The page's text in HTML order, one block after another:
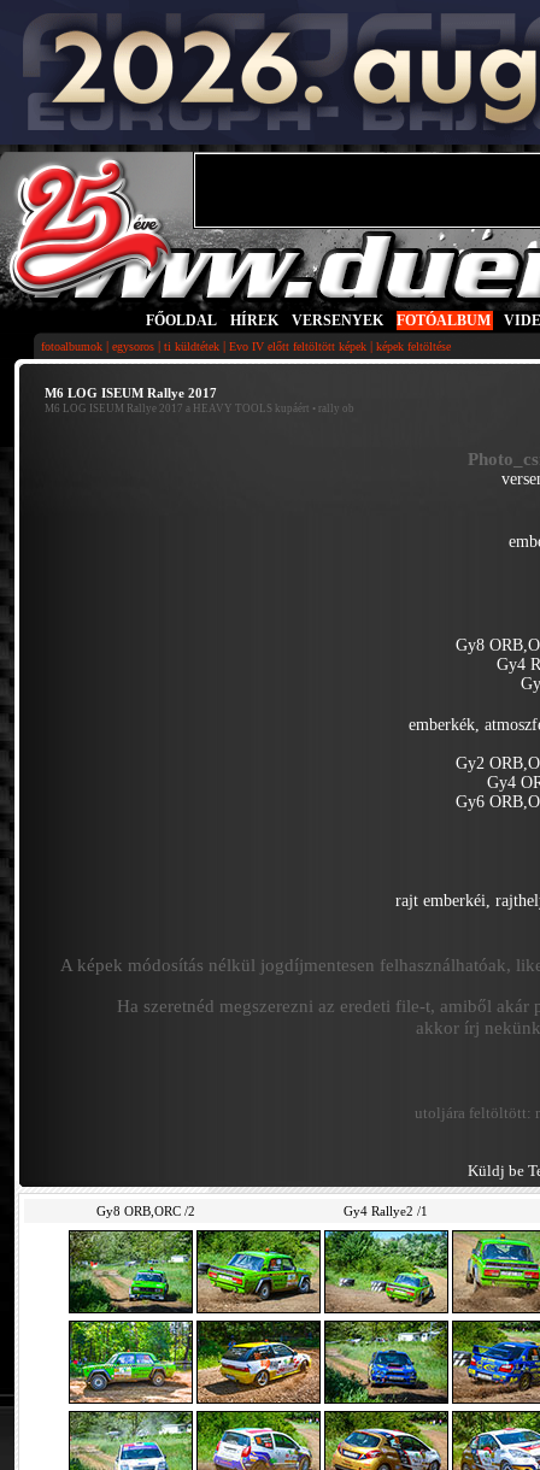
FŐOLDAL HÍREK VERSENYEK FOTÓALBUM
fotoalbumok | egysoros | ti küldtétek | Evo IV előtt feltöltött képek | képek feltöltése
M6 LOG ISEUM Rallye 2017
M6 LOG ISEUM Rallye 2017 a HEAVY TOOLS kupáért • rally ob
Gy8
Gy4
emberkék,
Gy2
Gy4
Gy6
rajt emberkéi,
A képek módosítás nélkül jogdíjmentesen felhasználhatóak,
Ha szeretnéd megszerezni az eredeti file-t, amiből akár
akkor írj
utoljára feltöltött:
Küldj be
Gy8 ORB,ORC /2 Gy4 Rallye2 /1